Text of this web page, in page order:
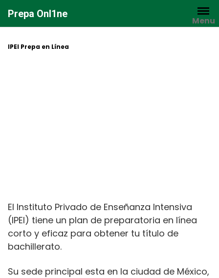
contenido
Prepa Onl1ne
Menu
IPEI Prepa en Línea
El Instituto Privado de Enseñanza Intensiva
(IPEI) tiene un plan de preparatoria en línea
corto y eficaz para obtener tu título de
bachillerato.
Su sede principal esta en la ciudad de México,